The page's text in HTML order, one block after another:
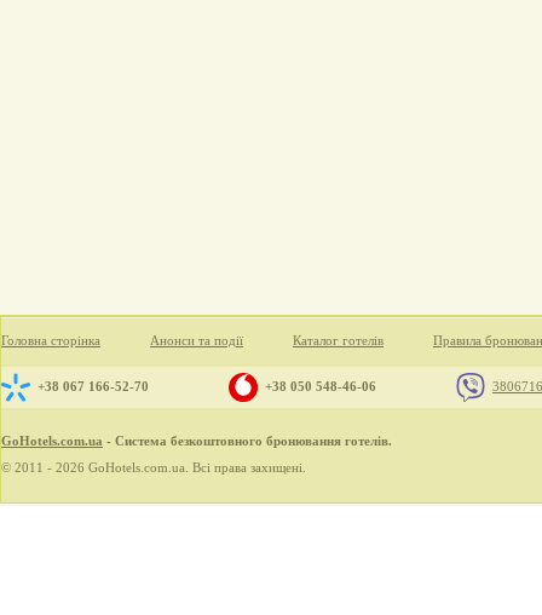
Головна сторінка Анонси та події Каталог готелів Правила
+38 067 166-52-70 +38 050 548-46-06
GoHotels.com.ua - Система безкоштовного бронювання готелів.
© 2011 - 2026 GoHotels.com.ua. Всі права захищені.